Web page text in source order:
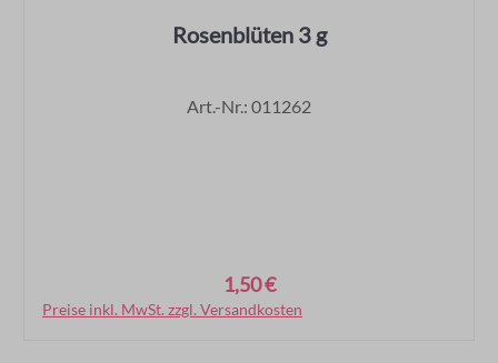
Rosenblüten 3 g
Art.-Nr.: 011262
1,50 €
Preise inkl. MwSt. zzgl. Versandkosten
In den Warenkorb